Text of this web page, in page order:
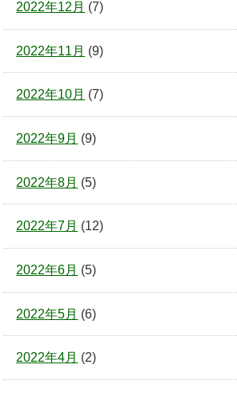
2022年12月 (7)
2022年11月 (9)
2022年10月 (7)
2022年9月 (9)
2022年8月 (5)
2022年7月 (12)
2022年6月 (5)
2022年5月 (6)
2022年4月 (2)